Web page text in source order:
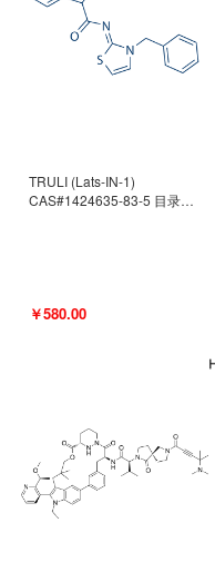
TRULI (Lats-IN-1)
CAS#1424635-83-5 目录号
￥580.00